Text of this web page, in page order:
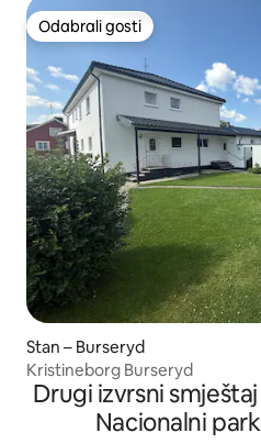
Odabrali gosti
Odabrali gosti
Stan – Burseryd
Kristineborg Burseryd
Drugi izvrsni
Nacionalni